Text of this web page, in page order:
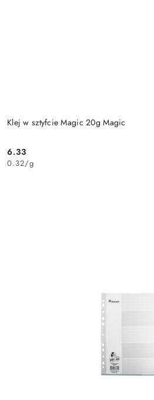
Klej w sztyfcie Magic 20g Magic
Cena:
6.33
0.32/g